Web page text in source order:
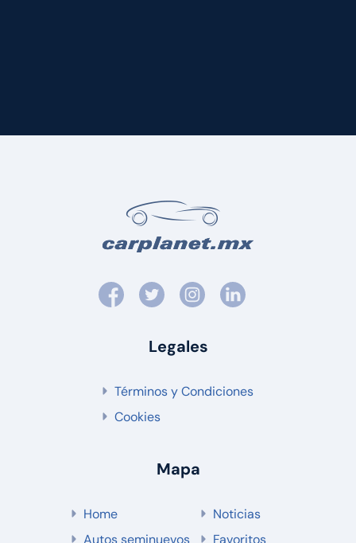
Legales
Términos y Condiciones
Cookies
Mapa
Home
Autos seminuevos
Noticias
Favoritos